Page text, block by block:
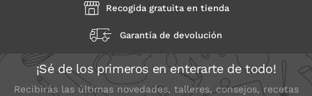
Recogida gratuita en tienda
Garantía de devolución
¡Sé de los primeros en enterarte de todo!
Recibirás las últimas novedades, talleres, consejos, recetas